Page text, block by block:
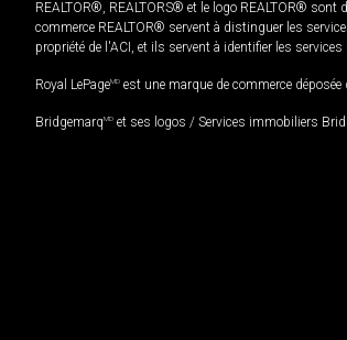
REALTOR®, REALTORS® et le logo REALTOR®
commerce REALTOR® servent à distinguer les
propriété de l'ACI, et ils servent à identifier les
Royal LePageMD est une marque de commerce
BridgemarqMD et ses logos / Services immobiliers